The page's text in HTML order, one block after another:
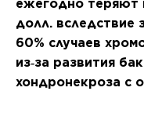
ежегодно теряют
долл. вследствие
60% случаев
из‑за развития
хондронекроза с